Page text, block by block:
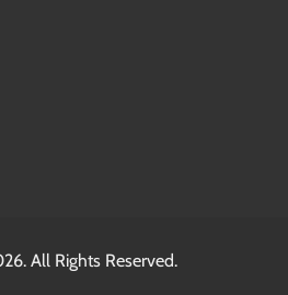
All Rights Reserved.